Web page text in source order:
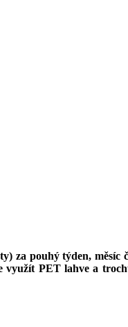
pouhý týden,
PET lahve a